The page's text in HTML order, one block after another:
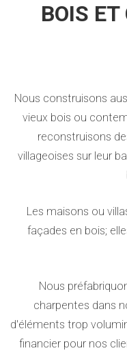
BOIS
Nous construisons
vieux bois ou
reconstruisons
villageoises sur leur
Les maisons ou
façades en bois;
Nous
charpentes dans
d'éléments trop
financier pour nos